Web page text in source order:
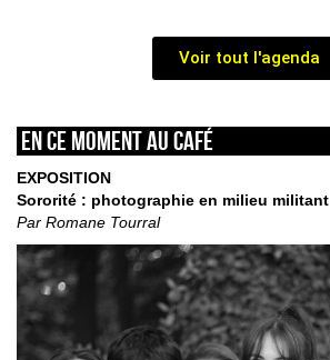
Voir tout l'agenda
En ce moment au café
EXPOSITION
Sororité : photographie en milieu militant
Par Romane Tourral